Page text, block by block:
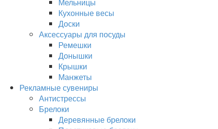
Кухонные весы
Доски
Аксессуары для посуды
Ремешки
Донышки
Крышки
Манжеты
Рекламные сувениры
Антистрессы
Брелоки
Деревянные брелоки